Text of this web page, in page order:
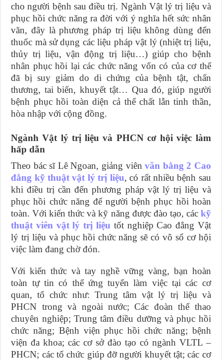
cho người bệnh sau điều trị. Ngành Vật lý trị liệu và
phục hồi chức năng ra đời với ý nghĩa hết sức nhân
văn, đây là phương pháp trị liệu không dùng đến
thuốc mà sử dụng các liệu pháp vật lý (nhiệt trị liệu,
thủy trị liệu, vận động trị liệu…) giúp cho bệnh
nhân phục hồi lại các chức năng vốn có của cơ thể
đã bị suy giảm do di chứng của bệnh tật, chấn
thương, tai biến, khuyết tật… Qua đó, giúp người
bệnh phục hồi toàn diện cả thể chất lẫn tinh thần,
hòa nhập với cộng đồng.
Ngành Vật lý trị liệu và PHCN cơ hội việc làm
hấp dẫn
Theo bác sĩ Lê Ngoan, giảng viênvăn bằng 2 Cao
đẳng kỹ thuật vật lý trị liệu, có rất nhiều bệnh sau
khi điều trị cần đến phương pháp vật lý trị liệu và
phục hồi chức năng để người bệnh phục hồi hoàn
toàn. Với kiến thức và kỹ năng được đào tạo, các kỹ
thuật viên vật lý trị liệu tốt nghiệp Cao đẳng Vật
lý trị liệu và phục hồi chức năng sẽ có vô số cơ hội
việc làm đang chờ đón.
Với kiến thức và tay nghề vững vàng, bạn hoàn
toàn tự tin có thể ứng tuyển làm việc tại các cơ
quan, tổ chức như: Trung tâm vật lý trị liệu và
PHCN trong và ngoài nước; Các đoàn thể thao
chuyên nghiệp; Trung tâm điều dưỡng và phục hồi
chức năng; Bệnh viện phục hồi chức năng; bệnh
viện đa khoa; các cơ sở đào tạo có ngành VLTL –
PHCN; các tổ chức giúp đỡ người khuyết tật; các cơ